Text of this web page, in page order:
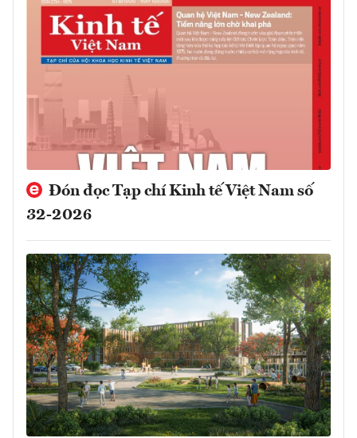
Đón đọc Tạp chí Kinh tế Việt Nam số
32-2026